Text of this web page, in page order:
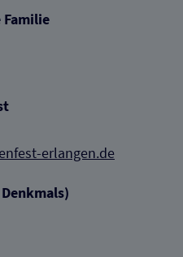
Familie
erlangen.de